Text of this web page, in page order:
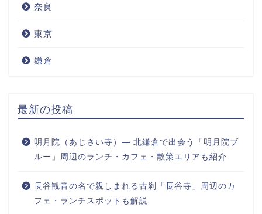
奈良
東京
鎌倉
最新の投稿
明月院（あじさい寺）― 北鎌倉で出会う「明月院ブ
ルー」周辺のランチ・カフェ・散策エリアも紹介
長谷観音の名で親しまれる古刹「長谷寺」周辺のカ
フェ・ランチスポットも解説